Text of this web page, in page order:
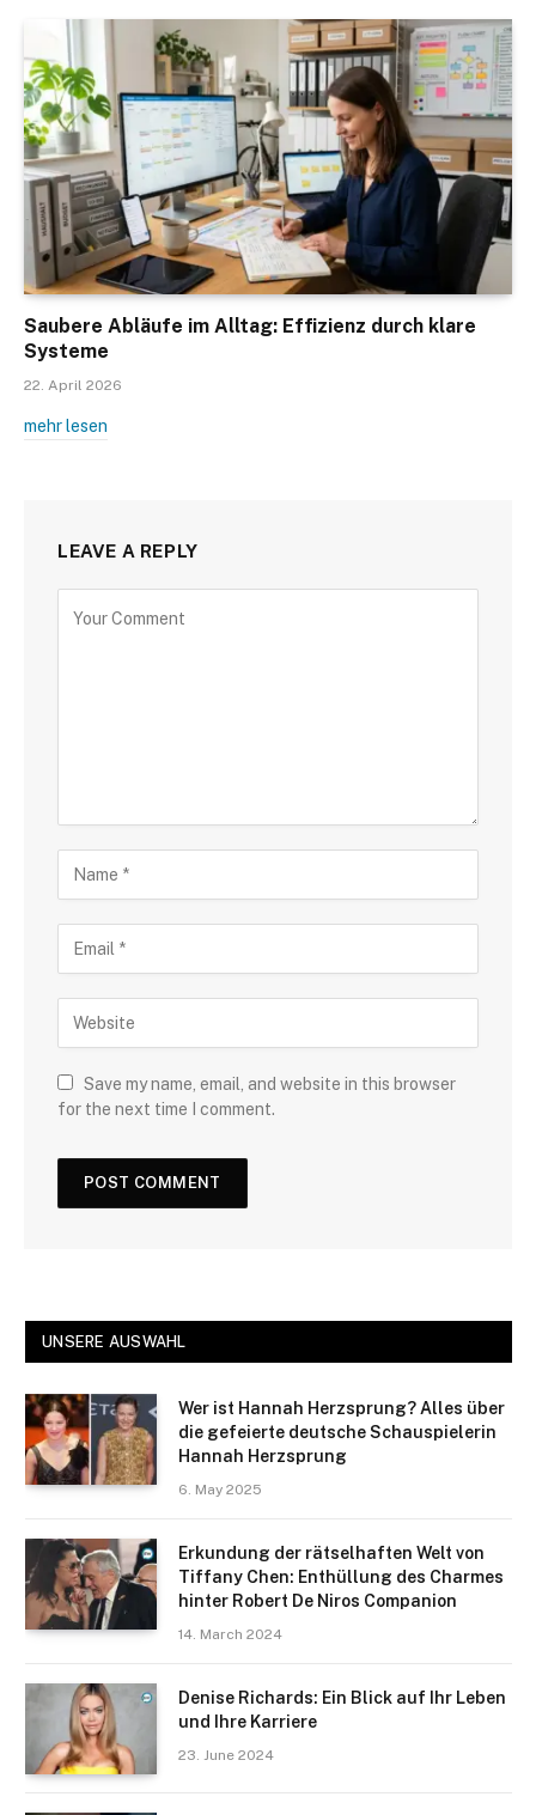
Saubere Abläufe im Alltag: Effizienz durch klare
Systeme
22. April 2026
mehr lesen
LEAVE A REPLY
Save my name, email, and website in this browser
for the next time I comment.
UNSERE AUSWAHL
Wer ist Hannah Herzsprung? Alles über
die gefeierte deutsche Schauspielerin
Hannah Herzsprung
6. May 2025
Erkundung der rätselhaften Welt von
Tiffany Chen: Enthüllung des Charmes
hinter Robert De Niros Companion
14. March 2024
Denise Richards: Ein Blick auf Ihr Leben
und Ihre Karriere
23. June 2024